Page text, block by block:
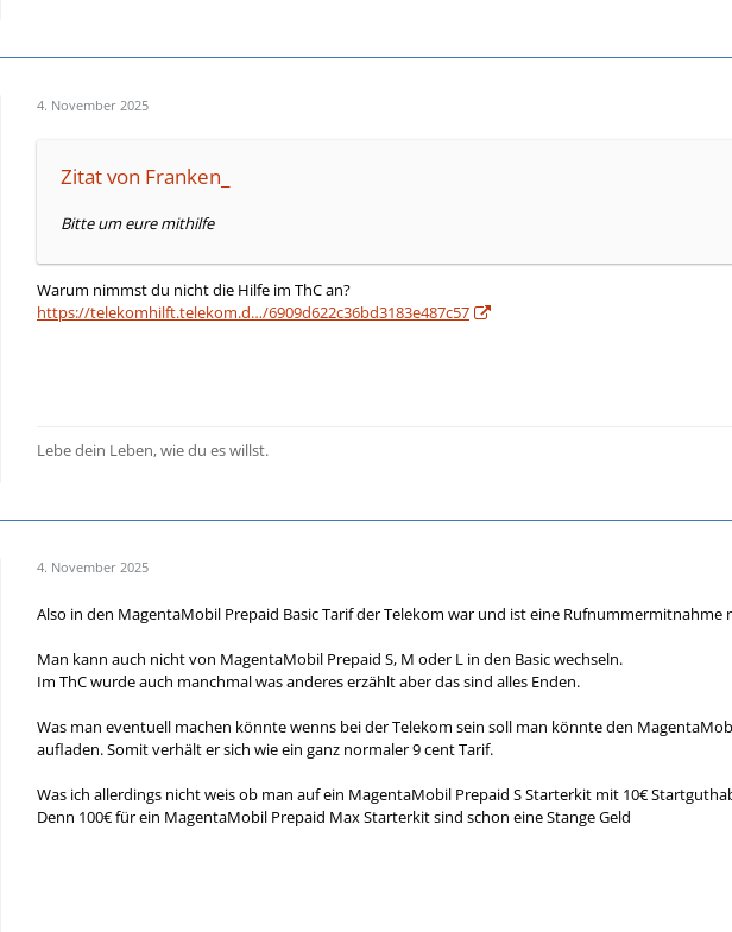
4. November 2025
Zitat von Franken_
Bitte um eure mithilfe
Warum nimmst du nicht die Hilfe im ThC an?
https://telekomhilft.telekom.d…/6909d622c36bd3183e487c57
Lebe dein Leben, wie du es willst.
4. November 2025
Also in den MagentaMobil Prepaid Basic Tarif der Telekom war und ist eine
Man kann auch nicht von MagentaMobil Prepaid S, M oder L in den Basic wechseln.
Im ThC wurde auch manchmal was anderes erzählt aber das sind alles Enden.
Was man eventuell machen könnte wenns bei der Telekom sein soll man könnte den
aufladen. Somit verhält er sich wie ein ganz normaler 9 cent Tarif.
Was ich allerdings nicht weis ob man auf ein MagentaMobil Prepaid S Starterkit mit 10€
Denn 100€ für ein MagentaMobil Prepaid Max Starterkit sind schon eine Stange Geld